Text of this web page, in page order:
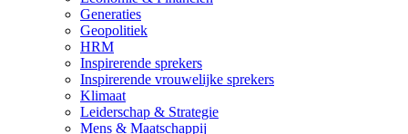
Generaties
Geopolitiek
HRM
Inspirerende sprekers
Inspirerende vrouwelijke sprekers
Klimaat
Leiderschap & Strategie
Mens & Maatschappij